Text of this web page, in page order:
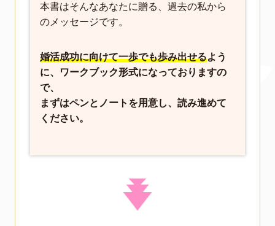
本書はそんなあなたに贈る、過去の私から
のメッセージです。
婚活成功に向けて一歩でも歩み出せるよう
に、ワークブック形式になっておりますの
で、
まずはペンとノートを用意し、読み進めて
ください。